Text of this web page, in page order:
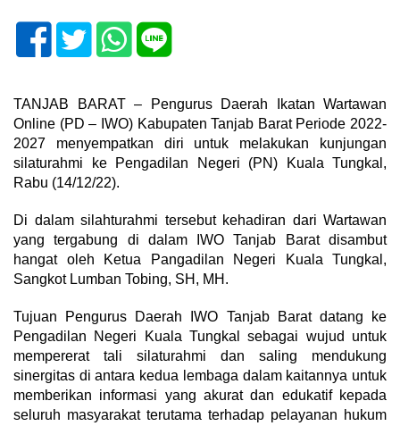
TANJAB BARAT – Pengurus Daerah Ikatan Wartawan
Online (PD – IWO) Kabupaten Tanjab Barat Periode 2022-
2027 menyempatkan diri untuk melakukan kunjungan
silaturahmi ke Pengadilan Negeri (PN) Kuala Tungkal,
Rabu (14/12/22).
Di dalam silahturahmi tersebut kehadiran dari Wartawan
yang tergabung di dalam IWO Tanjab Barat disambut
hangat oleh Ketua Pangadilan Negeri Kuala Tungkal,
Sangkot Lumban Tobing, SH, MH.
Tujuan Pengurus Daerah IWO Tanjab Barat datang ke
Pengadilan Negeri Kuala Tungkal sebagai wujud untuk
mempererat tali silaturahmi dan saling mendukung
sinergitas di antara kedua lembaga dalam kaitannya untuk
memberikan informasi yang akurat dan edukatif kepada
seluruh masyarakat terutama terhadap pelayanan hukum